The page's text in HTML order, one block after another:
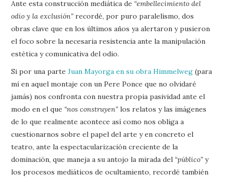
Ante esta construcción mediática de “embellecimiento del
odio y la exclusión” recordé, por puro paralelismo, dos
obras clave que en los últimos años ya alertaron y pusieron
el foco sobre la necesaria resistencia ante la manipulación
estética y comunicativa del odio.
Si por una parteJuan Mayorga en su obra Himmelweg (para
mí en aquel montaje con un Pere Ponce que no olvidaré
jamás) nos confronta con nuestra propia pasividad ante el
modo en el que “nos construyen” los relatos y las imágenes
de lo que realmente acontece así como nos obliga a
cuestionarnos sobre el papel del arte y en concreto el
teatro, ante la espectacularización creciente de la
dominación, que maneja a su antojo la mirada del “público” y
los procesos mediáticos de ocultamiento, recordé también